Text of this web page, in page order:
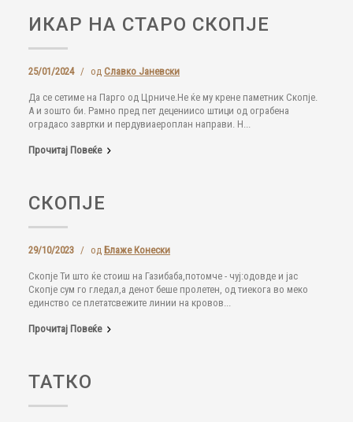
ИКАР НА СТАРО СКОПЈЕ
25/01/2024 / од Славко Јаневски
Да се сетиме на Парго од Црниче.Не ќе му крене паметник Скопје.
А и зошто би. Рамно пред пет децениисо штици од ограбена
оградасо завртки и пердувиаероплан направи. Н...
Прочитај Повеќе
СКОПЈЕ
29/10/2023 / од Блаже Конески
Скопје Ти што ќе стоиш на Газибаба,потомче - чуј:одовде и јас
Скопје сум го гледал,а денот беше пролетен, од тиекога во меко
единство се плетатсвежите линии на кровов...
Прочитај Повеќе
ТАТКО